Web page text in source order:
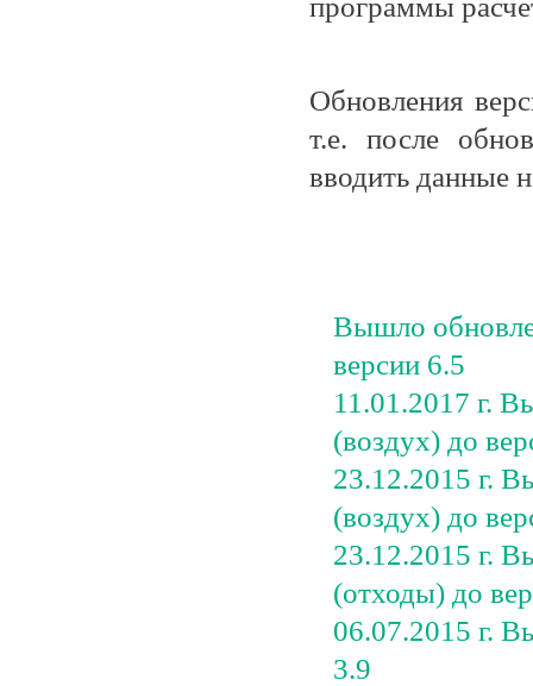
Обновления
т.е. после
вводить данные
Вышло
версии 6.5
11.01.2017 г.
(воздух) до
23.12.2015 г.
(воздух) до
23.12.2015 г.
(отходы) до
06.07.2015 г.
3.9